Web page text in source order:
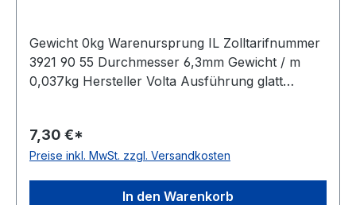
Gewicht 0kg Warenursprung IL Zolltarifnummer
3921 90 55 Durchmesser 6,3mm Gewicht / m
0,037kg Hersteller Volta Ausführung glatt
FDA-Zulassung ja Zugstrang Polyester
Shorehärte 100° Shore A
7,30 €*
Preise inkl. MwSt. zzgl. Versandkosten
In den Warenkorb